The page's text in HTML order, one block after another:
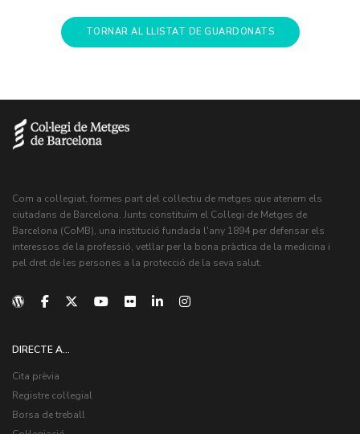
TORNAR AL LLISTAT DE GUARDONATS
Com a col·legiat, formes part del col·lectiu de metges que atenem els
ciutadans de Barcelona. Junts constituïm el Col·legi de Metges de
Barcelona (CoMB), una institució fundada l'any 1894 per defensar els
interessos de la professió, vetllar per la bona pràctica de la medicina i
pel dret de les persones a la protecció de la seva salut.
DIRECTE A...
Cita prèvia
Registre col·legial
Borsa de treball